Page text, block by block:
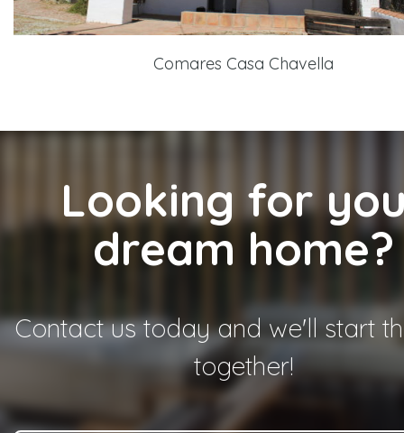
Comares Casa Chavella
Looking for
dream home?
Contact us today and we'll start
together!